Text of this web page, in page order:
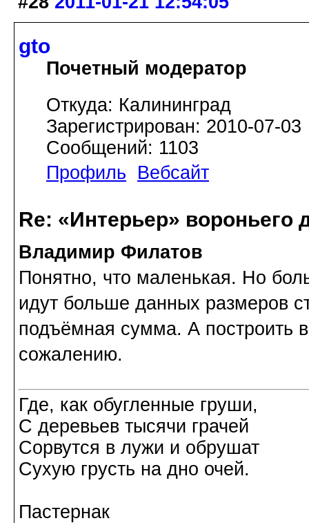
gto
Почетный модератор
Откуда: Калининград
Зарегистрирован: 2010-07-03
Сообщений: 1103
Профиль
Вебсайт
Re: «Интерьер» вороньего
Владимир Филатов
Понятно, что маленькая. Но
идут больше данных размеров
подъёмная сумма. А построить
сожалению.
Где, как обугленные груши,
С деревьев тысячи грачей
Сорвутся в лужи и обрушат
Сухую грусть на дно очей.
Пастернак